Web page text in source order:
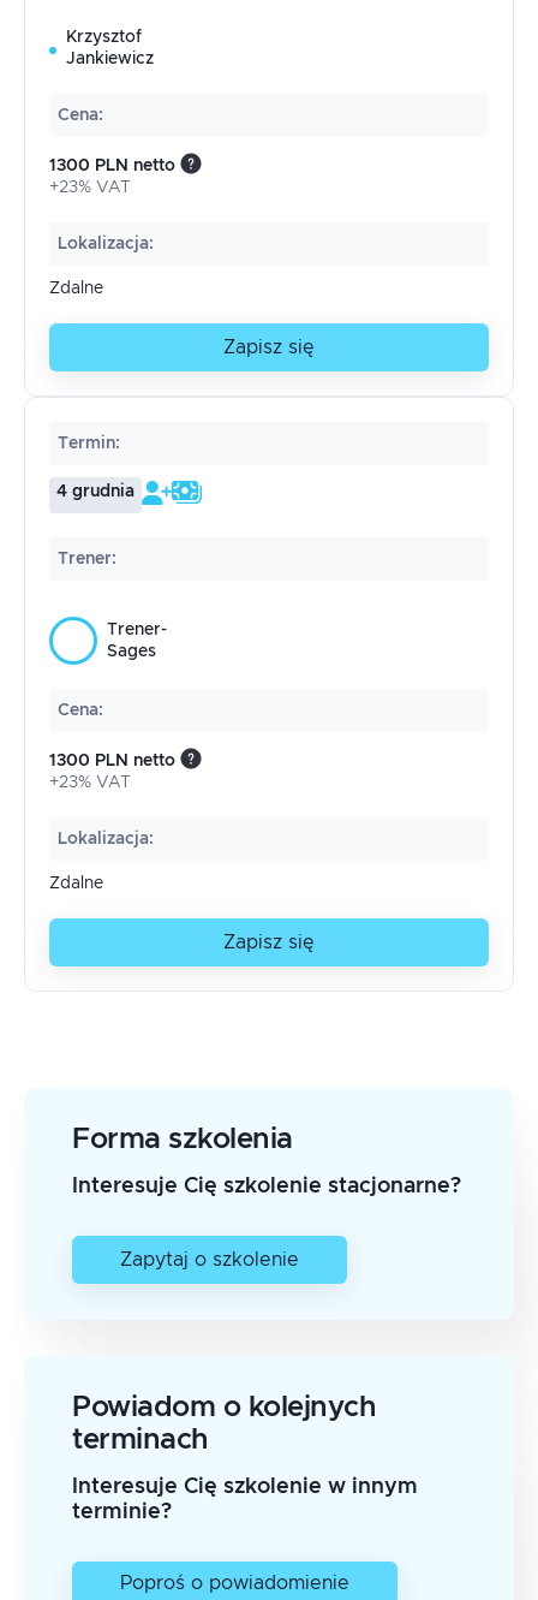
Krzysztof
Jankiewicz
Cena:
1300 PLN netto
+23% VAT
Lokalizacja:
Zdalne
Zapisz się
Termin:
4 grudnia
Trener:
Trener-
Sages
Cena:
1300 PLN netto
+23% VAT
Lokalizacja:
Zdalne
Zapisz się
Forma szkolenia
Interesuje Cię szkolenie stacjonarne?
Zapytaj o szkolenie
Powiadom o kolejnych
terminach
Interesuje Cię szkolenie w innym
terminie?
Poproś o powiadomienie